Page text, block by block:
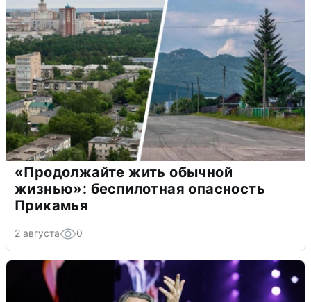
«Продолжайте жить обычной
жизнью»: беспилотная опасность
Прикамья
2 августа 0